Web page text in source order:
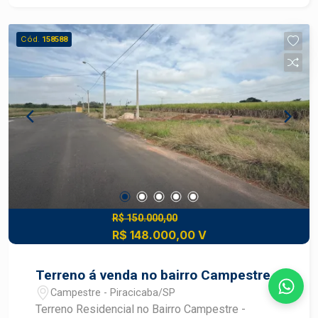
Cód. 158588
R$ 150.000,00
R$ 148.000,00 V
Terreno á venda no bairro Campestre
Campestre - Piracicaba/SP
Terreno Residencial no Bairro Campestre -